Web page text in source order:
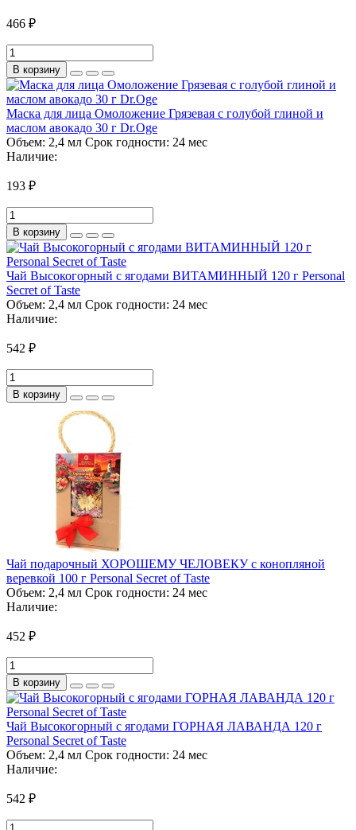
466 ₽
В корзину
Маска для лица Омоложение Грязевая с голубой глиной и
маслом авокадо 30 г Dr.Oge
Объем: 2,4 мл Срок годности: 24 мес
Наличие:
193 ₽
В корзину
Чай Высокогорный с ягодами ВИТАМИННЫЙ 120 г Personal
Secret of Taste
Объем: 2,4 мл Срок годности: 24 мес
Наличие:
542 ₽
В корзину
Чай подарочный ХОРОШЕМУ ЧЕЛОВЕКУ с конопляной
веревкой 100 г Personal Secret of Taste
Объем: 2,4 мл Срок годности: 24 мес
Наличие:
452 ₽
В корзину
Чай Высокогорный с ягодами ГОРНАЯ ЛАВАНДА 120 г
Personal Secret of Taste
Объем: 2,4 мл Срок годности: 24 мес
Наличие:
542 ₽